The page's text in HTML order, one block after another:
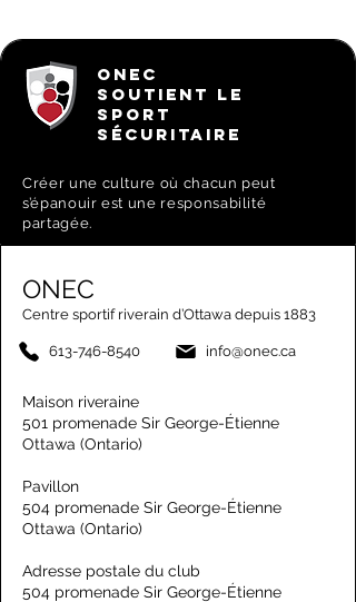
ONEC
SOUTIENT LE
SPORT
SÉCURITAIRE
Créer une culture où chacun peut
s’épanouir est une responsabilité
partagée.
ONEC
Centre sportif riverain d’Ottawa depuis 1883
613-746-8540 info@onec.ca
Maison riveraine
501 promenade Sir George-Étienne
Ottawa (Ontario)
Pavillon
504 promenade Sir George-Étienne
Ottawa (Ontario)
Adresse postale du club
504 promenade Sir George-Étienne